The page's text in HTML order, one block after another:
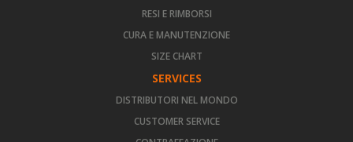
RESI E RIMBORSI
CURA E MANUTENZIONE
SIZE CHART
SERVICES
DISTRIBUTORI NEL MONDO
CUSTOMER SERVICE